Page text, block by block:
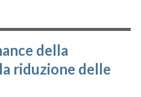
della
riduzione delle